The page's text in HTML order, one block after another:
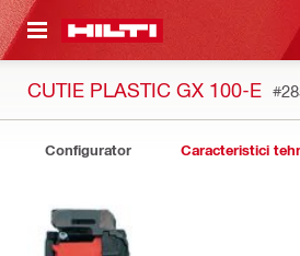
CONTENT
CUTIE PLASTIC GX 100-E
Configurator Caracteristici